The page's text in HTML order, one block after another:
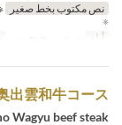
نص مكتوب بخط صغير
までのご予約
※
أيام
出雲和牛コース
Wagyu beef steak.